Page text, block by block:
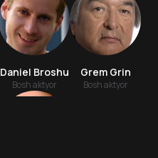
Daniel Broshu
Bosh aktyor
Grem Grin
Bosh aktyor